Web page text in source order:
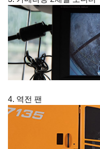
4. 역전 팬